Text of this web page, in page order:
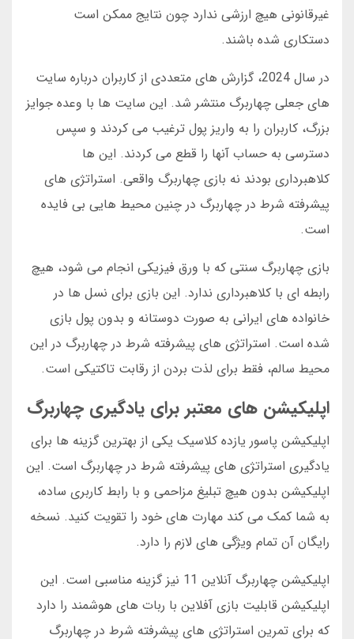
غیرقانونی هیچ ارزشی ندارد چون نتایج ممکن است
دستکاری شده باشند.
در سال 2024، گزارش های متعددی از کاربران درباره سایت
های جعلی چهاربرگ منتشر شد. این سایت ها با وعده جوایز
بزرگ، کاربران را به واریز پول ترغیب می کردند و سپس
دسترسی به حساب آنها را قطع می کردند. این ها
کلاهبرداری بودند نه بازی چهاربرگ واقعی. استراتژی های
پیشرفته شرط در چهاربرگ در چنین محیط هایی بی فایده
است.
بازی چهاربرگ سنتی که با ورق فیزیکی انجام می شود، هیچ
رابطه ای با کلاهبرداری ندارد. این بازی برای نسل ها در
خانواده های ایرانی به صورت دوستانه و بدون پول بازی
شده است. استراتژی های پیشرفته شرط در چهاربرگ در این
محیط سالم، فقط برای لذت بردن از رقابت تاکتیکی است.
اپلیکیشن های معتبر برای یادگیری چهاربرگ
اپلیکیشن پاسور یازده کلاسیک یکی از بهترین گزینه ها برای
یادگیری استراتژی های پیشرفته شرط در چهاربرگ است. این
اپلیکیشن بدون هیچ تبلیغ مزاحمی و با رابط کاربری ساده،
به شما کمک می کند مهارت های خود را تقویت کنید. نسخه
رایگان آن تمام ویژگی های لازم را دارد.
اپلیکیشن چهاربرگ آنلاین 11 نیز گزینه مناسبی است. این
اپلیکیشن قابلیت بازی آفلاین با ربات های هوشمند را دارد
که برای تمرین استراتژی های پیشرفته شرط در چهاربرگ